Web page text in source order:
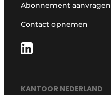
Abonnement aanvragen
Contact opnemen
KANTOOR NEDERLAND